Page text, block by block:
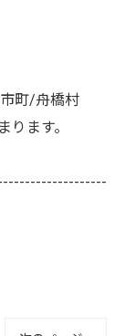
町/舟橋村
ます。